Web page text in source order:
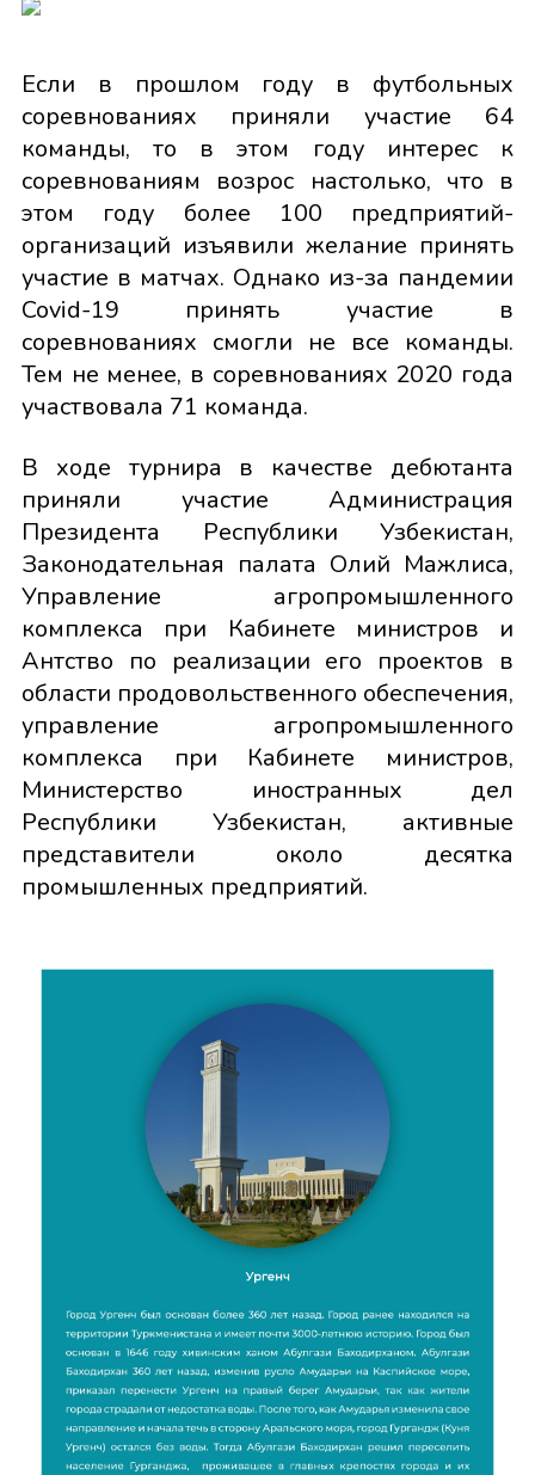
Если в прошлом году в футбольных
соревнованиях приняли участие 64
команды, то в этом году интерес к
соревнованиям возрос настолько, что в
этом году более 100 предприятий-
организаций изъявили желание принять
участие в матчах. Однако из-за пандемии
Covid-19 принять участие в
соревнованиях смогли не все команды.
Тем не менее, в соревнованиях 2020 года
участвовала 71 команда.
В ходе турнира в качестве дебютанта
приняли участие Администрация
Президента Республики Узбекистан,
Законодательная палата Олий Мажлиса,
Управление агропромышленного
комплекса при Кабинете министров и
Антство по реализации его проектов в
области продовольственного обеспечения,
управление агропромышленного
комплекса при Кабинете министров,
Министерство иностранных дел
Республики Узбекистан, активные
представители около десятка
промышленных предприятий.